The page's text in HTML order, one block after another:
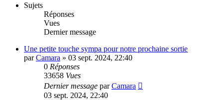
Sujets
Réponses
Vues
Dernier message
Une petite touche sympa pour notre prochaine sortie
parCamara » 03 sept. 2024, 22:40
0 Réponses
33658 Vues
Dernier message parCamara
03 sept. 2024, 22:40